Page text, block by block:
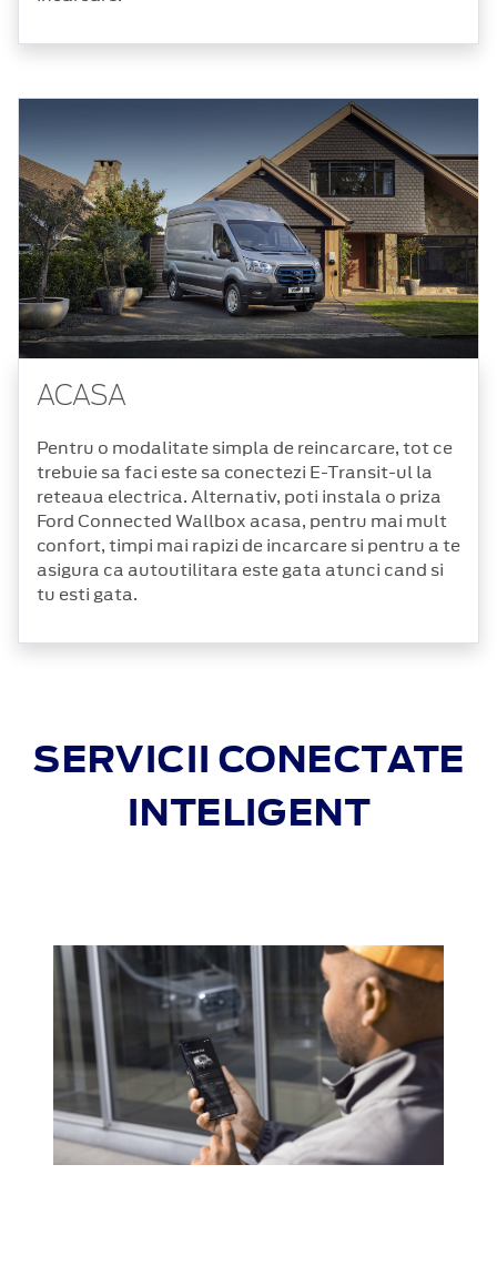
ACASA
Pentru o modalitate simpla de reincarcare, tot ce
trebuie sa faci este sa conectezi E-Transit-ul la
reteaua electrica. Alternativ, poti instala o priza
Ford Connected Wallbox acasa, pentru mai mult
confort, timpi mai rapizi de incarcare si pentru a te
asigura ca autoutilitara este gata atunci cand si
tu esti gata.
SERVICII CONECTATE
INTELIGENT